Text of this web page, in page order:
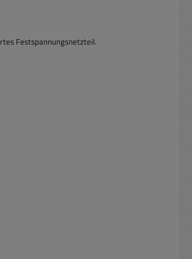
Festspannungsnetzteil.